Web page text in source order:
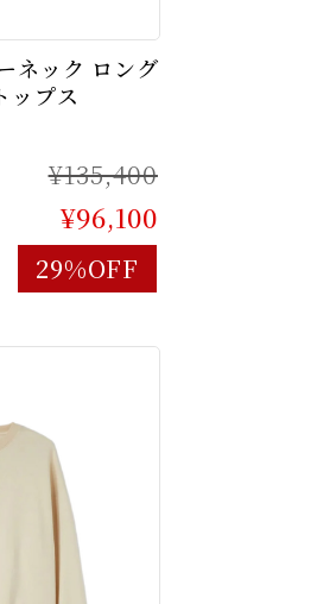
ネック ロング
ップス
¥135,400
¥96,100
29%OFF